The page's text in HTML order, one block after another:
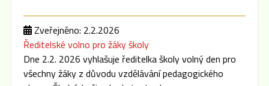
Zveřejněno: 2.2.2026
Ředitelské volno pro žáky školy
Dne 2.2. 2026 vyhlašuje ředitelka školy volný den pro
všechny žáky z důvodu vzdělávání pedagogického